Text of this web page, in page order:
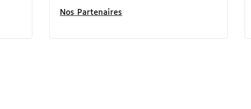
Nos Partenaires